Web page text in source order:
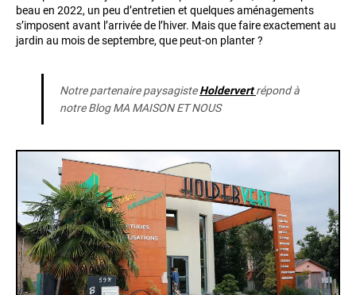
beau en 2022, un peu d’entretien et quelques aménagements
s’imposent avant l’arrivée de l’hiver. Mais que faire exactement au
jardin au mois de septembre, que peut-on planter ?
Notre partenaire paysagisteHoldervert répond à
notre Blog MA MAISON ET NOUS